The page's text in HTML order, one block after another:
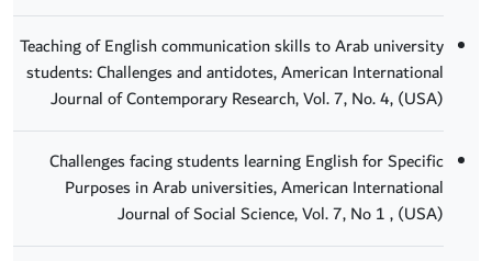
Teaching of English communication skills to Arab university
students: Challenges and antidotes, American International
Journal of Contemporary Research, Vol. 7, No. 4, (USA)
Challenges facing students learning English for Specific
Purposes in Arab universities, American International
Journal of Social Science, Vol. 7, No 1 , (USA)